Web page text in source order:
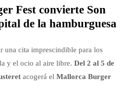
Fest convierte Son
de la hamburguesa
una cita imprescindible para los
y el ocio al aire libre.Del 2 al 5 de
acogerá elMallorca Burger